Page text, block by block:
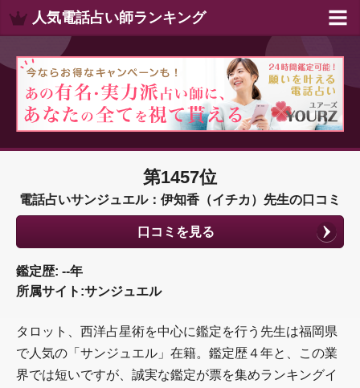
人気電話占い師ランキング
第1457位
電話占いサンジュエル：伊知香（イチカ）先生の口コミ
口コミを見る
鑑定歴: --年
所属サイト:サンジュエル
タロット、西洋占星術を中心に鑑定を行う先生は福岡県
で人気の「サンジュエル」在籍。鑑定歴４年と、この業
界では短いですが、誠実な鑑定が票を集めランキングイ